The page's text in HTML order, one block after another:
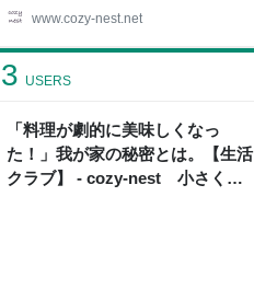
www.cozy-nest.net
「料理が劇的に美味しくなっ
た！」我が家の秘密とは。【生活
クラブ】 - cozy-nest 小さく整
3 USERS